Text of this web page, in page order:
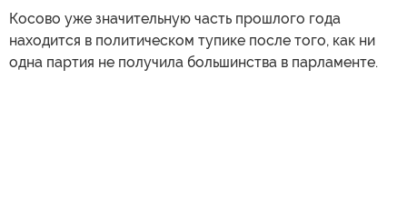
Косово уже значительную часть прошлого года
находится в политическом тупике после того, как ни
одна партия не получила большинства в парламенте.